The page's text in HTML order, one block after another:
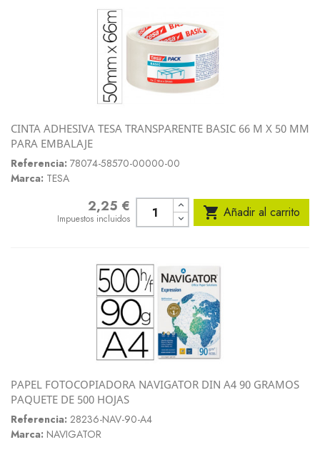
CINTA ADHESIVA TESA TRANSPARENTE BASIC 66 M X 50 MM
PARA EMBALAJE
Referencia: 78074-58570-00000-00
Marca: TESA
2,25 €
Impuestos incluidos  Añadir al carrito
PAPEL FOTOCOPIADORA NAVIGATOR DIN A4 90 GRAMOS
PAQUETE DE 500 HOJAS
Referencia: 28236-NAV-90-A4
Marca: NAVIGATOR